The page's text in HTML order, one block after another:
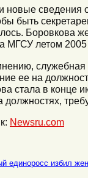
новые сведения
быть
Боровкова
МГСУ летом 2005
служебная
ее на
стала в конце
должностях,
Newsru.com
единоросс избил